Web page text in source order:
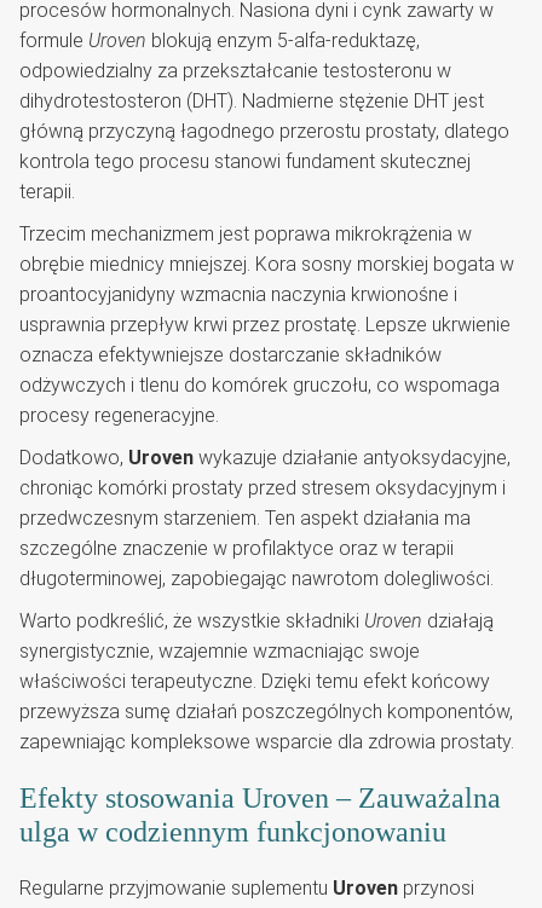
procesów hormonalnych. Nasiona dyni i cynk zawarty w
formule Uroven blokują enzym 5-alfa-reduktazę,
odpowiedzialny za przekształcanie testosteronu w
dihydrotestosteron (DHT). Nadmierne stężenie DHT jest
główną przyczyną łagodnego przerostu prostaty, dlatego
kontrola tego procesu stanowi fundament skutecznej
terapii.
Trzecim mechanizmem jest poprawa mikrokrążenia w
obrębie miednicy mniejszej. Kora sosny morskiej bogata w
proantocyjanidyny wzmacnia naczynia krwionośne i
usprawnia przepływ krwi przez prostatę. Lepsze ukrwienie
oznacza efektywniejsze dostarczanie składników
odżywczych i tlenu do komórek gruczołu, co wspomaga
procesy regeneracyjne.
Dodatkowo, Uroven wykazuje działanie antyoksydacyjne,
chroniąc komórki prostaty przed stresem oksydacyjnym i
przedwczesnym starzeniem. Ten aspekt działania ma
szczególne znaczenie w profilaktyce oraz w terapii
długoterminowej, zapobiegając nawrotom dolegliwości.
Warto podkreślić, że wszystkie składniki Uroven działają
synergistycznie, wzajemnie wzmacniając swoje
właściwości terapeutyczne. Dzięki temu efekt końcowy
przewyższa sumę działań poszczególnych komponentów,
zapewniając kompleksowe wsparcie dla zdrowia prostaty.
Efekty stosowania Uroven – Zauważalna
ulga w codziennym funkcjonowaniu
Regularne przyjmowanie suplementu Uroven przynosi